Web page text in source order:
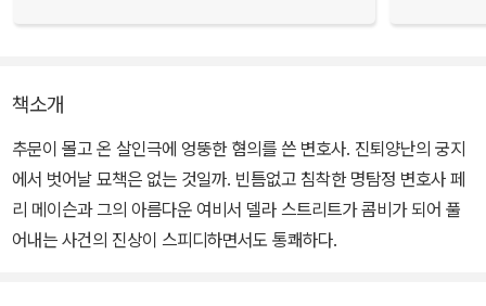
책소개
추문이 몰고 온 살인극에 엉뚱한 혐의를 쓴 변호사. 진퇴양난의 궁지
에서 벗어날 묘책은 없는 것일까. 빈틈없고 침착한 명탐정 변호사 페
리 메이슨과 그의 아름다운 여비서 델라 스트리트가 콤비가 되어 풀
어내는 사건의 진상이 스피디하면서도 통쾌하다.